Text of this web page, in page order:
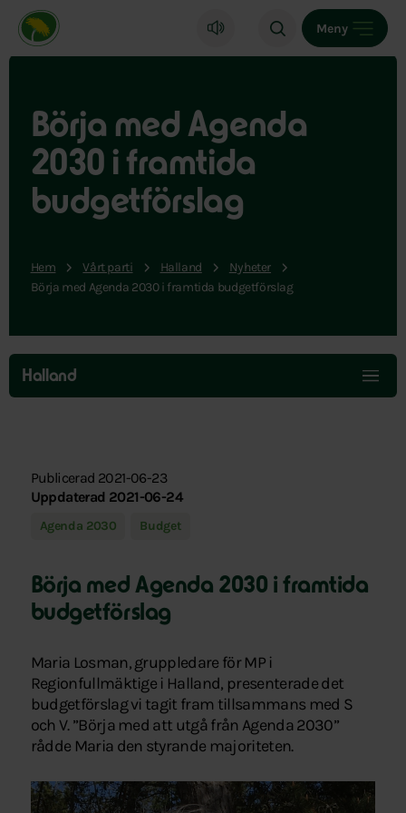
Miljöpartiet de gröna, startsida
Meny
Börja med Agenda
2030 i framtida
budgetförslag
Hem Vårt parti Halland
Nyheter
Börja med Agenda 2030 i framtida budgetförslag
Hoppa
över
menyn
Halland
Publicerad 2021-06-23
Uppdaterad 2021-06-24
Agenda 2030 Budget
Börja med Agenda 2030 i framtida
budgetförslag
Maria Losman, gruppledare för MP i
Regionfullmäktige i Halland, presenterade det
budgetförslag vi tagit fram tillsammans med S
och V. ”Börja med att utgå från Agenda 2030”
rådde Maria den styrande majoriteten.